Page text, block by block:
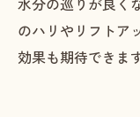
のハリやリフトア
効果も期待できま